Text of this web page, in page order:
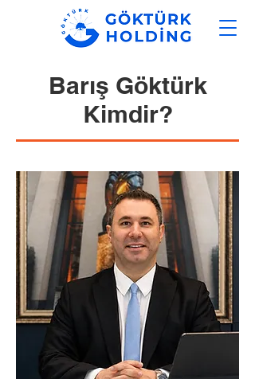
Barış Göktürk
Kimdir?